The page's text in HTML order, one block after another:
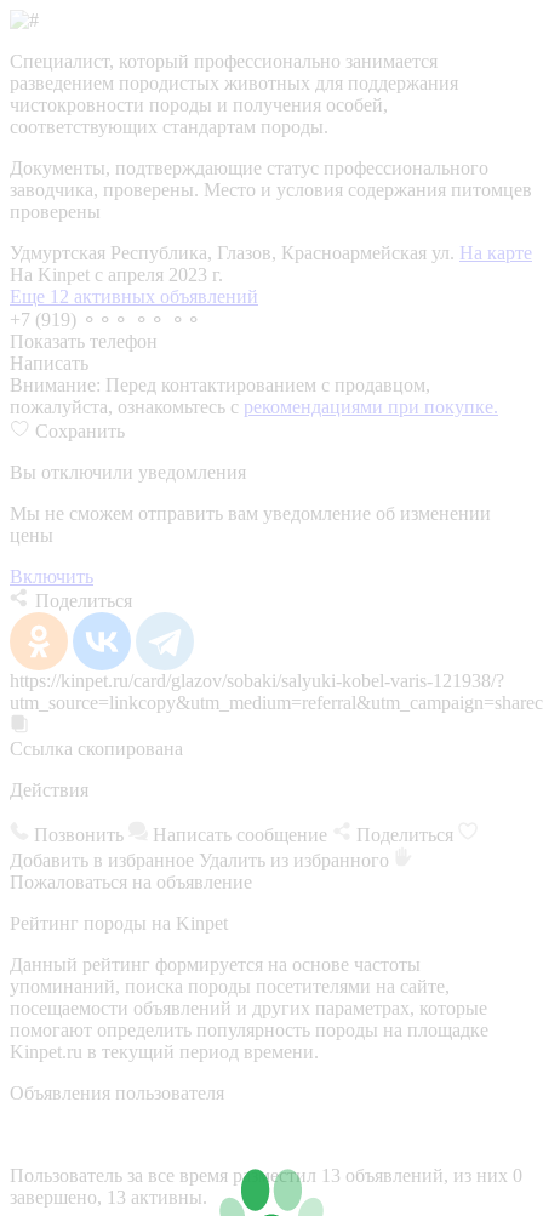
Специалист, который профессионально занимается
разведением породистых животных для поддержания
чистокровности породы и получения особей,
соответствующих стандартам породы.
Документы, подтверждающие статус профессионального
заводчика, проверены. Место и условия содержания питомцев
проверены
Удмуртская Республика, Глазов, Красноармейская ул. На карте
На Kinpet c апреля 2023 г.
Еще 12 активных объявлений
+7 (919) ⚬⚬⚬ ⚬⚬ ⚬⚬
Показать телефон
Написать
Внимание: Перед контактированием с продавцом,
пожалуйста, ознакомьтесь с рекомендациями при покупке.
Сохранить
Вы отключили уведомления
Мы не сможем отправить вам уведомление об изменении
цены
Включить
Поделиться
https://kinpet.ru/card/glazov/sobaki/salyuki-kobel-varis-121938/?
Ссылка скопирована
Действия
Позвонить Написать сообщение
Поделиться
Добавить в избранное Удалить из избранного
Пожаловаться на объявление
Рейтинг породы на Kinpet
Данный рейтинг формируется на основе частоты
упоминаний, поиска породы посетителями на сайте,
посещаемости объявлений и других параметрах, которые
помогают определить популярность породы на площадке
Kinpet.ru в текущий период времени.
Объявления пользователя
Пользователь за все время разместил 13 объявлений, из них 0
завершено, 13 активны.